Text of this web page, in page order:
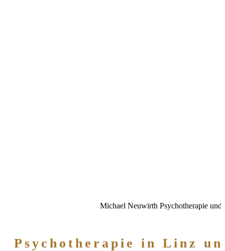
Michael Neuwirth Psychotherapie und
Psychotherapie in Linz